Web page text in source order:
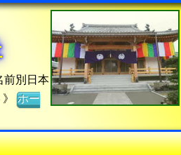
前別日本
》ホー